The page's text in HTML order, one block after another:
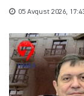
05 Avqust 2026,